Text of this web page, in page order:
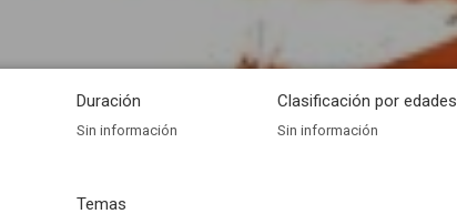
Duración
Sin información
Clasificación por edades
Sin información
Temas